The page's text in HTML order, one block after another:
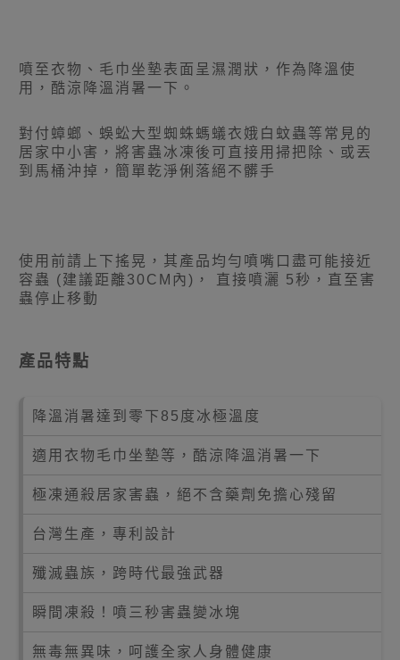
噴至衣物、毛巾坐墊表面呈濕潤狀，作為降溫使
用，酷涼降溫消暑一下。
對付蟑螂、蜈蚣大型蜘蛛螞蟻衣娥白蚊蟲等常見的
居家中小害，將害蟲冰凍後可直接用掃把除、或丟
到馬桶沖掉，簡單乾淨俐落絕不髒手
使用前請上下搖晃，其產品均勻噴嘴口盡可能接近
容蟲 (建議距離30CM內)， 直接噴灑 5秒，直至害
蟲停止移動
產品特點
降溫消暑達到零下85度冰極溫度
適用衣物毛巾坐墊等，酷涼降溫消暑一下
極凍通殺居家害蟲，絕不含藥劑免擔心殘留
台灣生產，專利設計
殲滅蟲族，跨時代最強武器
瞬間凍殺！噴三秒害蟲變冰塊
無毒無異味，呵護全家人身體健康